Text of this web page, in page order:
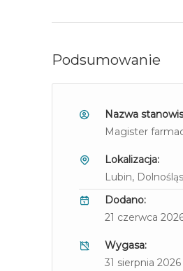
Podsumowanie
Nazwa
Magister
Lokalizacja:
Lubin,
Dodano:
21 czerwca
Wygasa:
31 sierpnia 2026